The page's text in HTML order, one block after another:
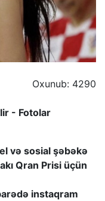
Oxunub: 4290
- Fotolar
və sosial şəbəkə
Qran Prisi üçün
instaqram